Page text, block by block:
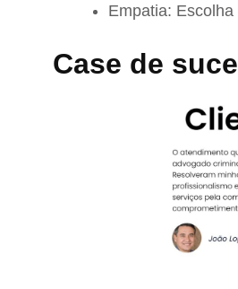
Empatia:
Case de